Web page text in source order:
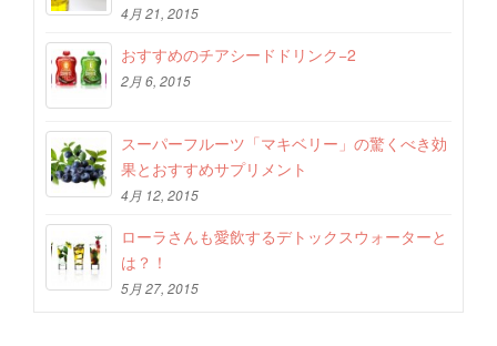
4月 21, 2015
おすすめのチアシードドリンク−2
2月 6, 2015
スーパーフルーツ「マキベリー」の驚くべき効
果とおすすめサプリメント
4月 12, 2015
ローラさんも愛飲するデトックスウォーターと
は？！
5月 27, 2015